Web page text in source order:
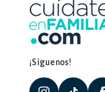
¡Síguenos!